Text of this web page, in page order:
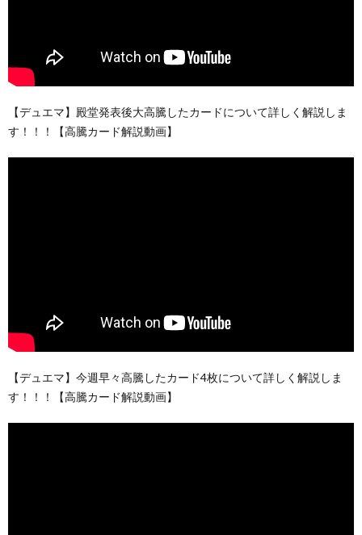
【デュエマ】殿堂発表後大高騰したカードについて詳しく解説しま
す！！！【高騰カード解説動画】
【デュエマ】今週早々高騰したカード4枚について詳しく解説しま
す！！！【高騰カード解説動画】